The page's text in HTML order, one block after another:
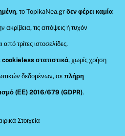
, το TopikaNea.grδεν φέρει καμία
ακρίβεια, τις απόψεις ή τυχόν
τρίτες ιστοσελίδες.
cookieless στατιστικά, χωρίς χρήση
δεδομένων, σεπλήρη
(ΕΕ) 2016/679 (GDPR).
Στοιχεία